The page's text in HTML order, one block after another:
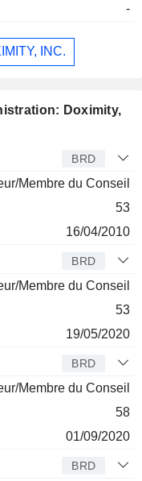
-
INC.
Doximity,
BRD
Membre du Conseil
53
16/04/2010
BRD
Membre du Conseil
53
19/05/2020
BRD
Membre du Conseil
58
01/09/2020
BRD